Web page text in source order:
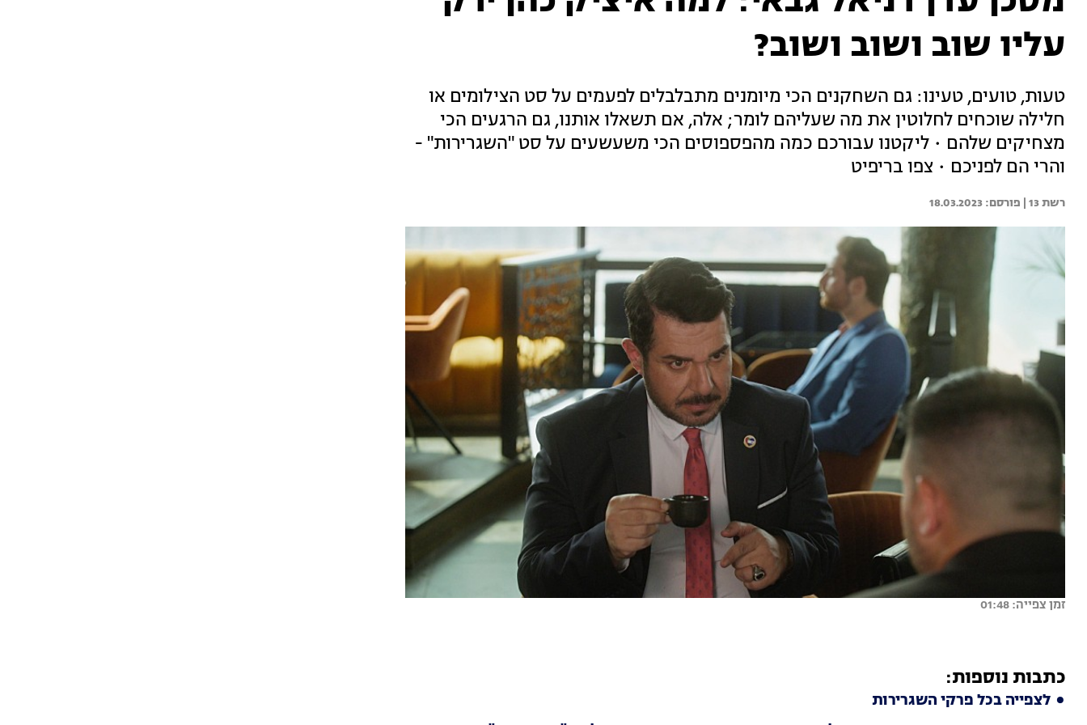
עליו שוב ושוב ושוב?
טעות, טועים, טעינו: גם השחקנים הכי מיומנים מתבלבלים לפעמים על סט הצילומים או
חלילה שוכחים לחלוטין את מה שעליהם לומר; אלה, אם תשאלו אותנו, גם הרגעים הכי
מצחיקים שלהם • ליקטנו עבורכם כמה מהפספוסים הכי משעשעים על סט "השגרירות" -
והרי הם לפניכם • צפו בריפיט
רשת 13 | 18.03.2023
זמן צפייה: 01:48
כתבות נוספות:
לצפייה בכל פרקי השגרירות